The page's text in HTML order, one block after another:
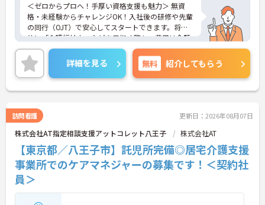
＜ゼロからプロへ！手厚い資格支援も魅力＞ 無資
格・未経験からチャレンジOK！入社後の研修や先輩
の同行（OJT）で安心してスタートできます。将来
的に「介護福祉士」などを目指す際も、費用は全額
会社負担。一人ひとりの「学びたい」を全力で応援
します！
＜高収入＆選べる休みで充実＞ 月給32万円（夜勤あ
り）の厚待遇に加え、基本的に定時退社OK♪休日は
曜日固定の「完全週休2日制」で予定が立てやす
り稼いでしっかり休む、メリハリある働き方が可能
です。
＜意見を言い合えるフラットな関係＞ 気付きや提案
を遠慮なく共有できる、風通しの良い職場です。ご
利用者様の小さな変化を見逃さない「観察眼」を大
切にし、スタッフ同士も互いに配慮し合える温かい
関係性を築いています。
詳細を見る 無料 紹介してもらう
訪問看護 更新日：2026年08月07日
株式会社AT指定相談支援アットコレット八王子 株式会社AT
【東京都／八王子市】託児所完備◎居宅介護支援
事業所でのケアマネジャーの募集です！＜契約社
員＞